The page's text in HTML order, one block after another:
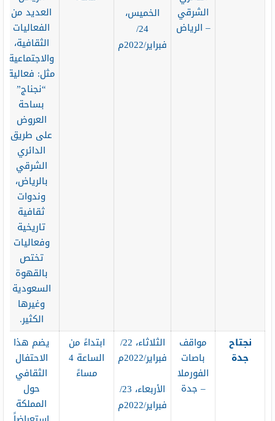
الشرقي
– الرياض
الخميس،
24/
فبراير/2022م
العديد من
الفعاليات
الثقافية،
والاجتماعية
مثل: فعالية
“نجناج”
بساحة
العروض
على طريق
الدائري
الشرقي
بالرياض،
وندوات
ثقافية
تاريخية
وفعاليات
تختص
بالقهوة
السعودية
وغيرها
الكثير.
نجتاح
جدة
مواقف
باصات
الفورملا
– جدة
الثلاثاء، 22/
فبراير/2022م
الأربعاء، 23/
فبراير/2022م
ابتداءً من
الساعة 4
مساءً
يضم هذا
الاحتفال
الثقافي
حول
المملكة